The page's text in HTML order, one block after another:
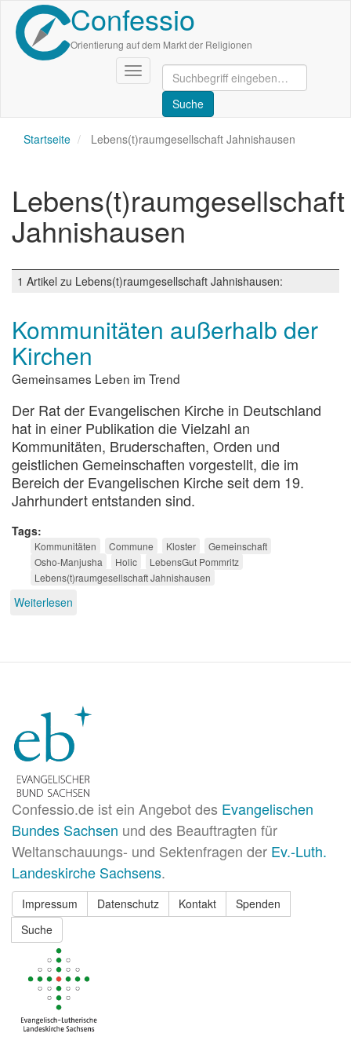
Direkt
zum
Inhalt
Confessio
Orientierung auf dem Markt der Religionen
Navigation
aktivieren/deaktivieren
Startseite Lebens(t)raumgesellschaft Jahnishausen
Lebens(t)raumgesellschaft
Jahnishausen
1 Artikel zu Lebens(t)raumgesellschaft Jahnishausen:
Kommunitäten außerhalb der
Kirchen
Gemeinsames Leben im Trend
Der Rat der Evangelischen Kirche in Deutschland
hat in einer Publikation die Vielzahl an
Kommunitäten, Bruderschaften, Orden und
geistlichen Gemeinschaften vorgestellt, die im
Bereich der Evangelischen Kirche seit dem 19.
Jahrhundert entstanden sind.
Tags
Kommunitäten Commune Kloster
Gemeinschaft
Osho-Manjusha
Holic
LebensGut Pommritz
Lebens(t)raumgesellschaft Jahnishausen
Weiterlesen
Kirchen
Confessio.de ist ein Angebot des Evangelischen
Bundes Sachsen und des Beauftragten für
Weltanschauungs- und Sektenfragen der Ev.-Luth.
Landeskirche Sachsens.
Impressum Datenschutz Kontakt
Spenden
Suche